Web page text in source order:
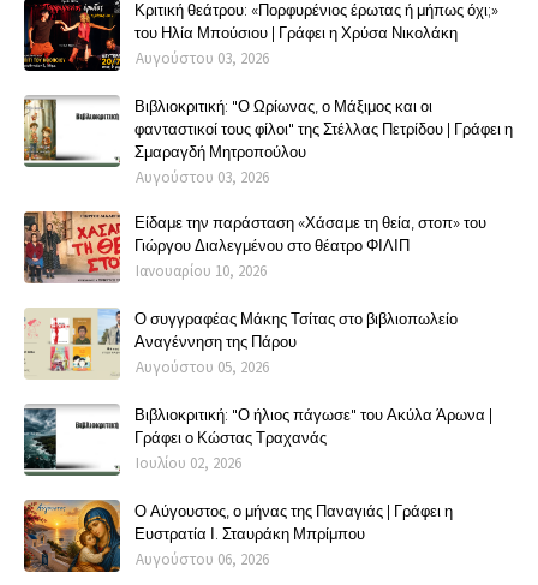
Κριτική θεάτρου: «Πορφυρένιος έρωτας ή μήπως όχι;»
του Ηλία Μπούσιου | Γράφει η Χρύσα Νικολάκη
Αυγούστου 03, 2026
Βιβλιοκριτική: "Ο Ωρίωνας, ο Μάξιμος και οι
φανταστικοί τους φίλοι" της Στέλλας Πετρίδου | Γράφει η
Σμαραγδή Μητροπούλου
Αυγούστου 03, 2026
Είδαμε την παράσταση «Χάσαμε τη θεία, στοπ» του
Γιώργου Διαλεγμένου στο θέατρο ΦΙΛΙΠ
Ιανουαρίου 10, 2026
Ο συγγραφέας Μάκης Τσίτας στο βιβλιοπωλείο
Αναγέννηση της Πάρου
Αυγούστου 05, 2026
Βιβλιοκριτική: "Ο ήλιος πάγωσε" του Ακύλα Άρωνα |
Γράφει ο Κώστας Τραχανάς
Ιουλίου 02, 2026
Ο Αύγουστος, ο μήνας της Παναγιάς | Γράφει η
Ευστρατία Ι. Σταυράκη Μπρίμπου
Αυγούστου 06, 2026